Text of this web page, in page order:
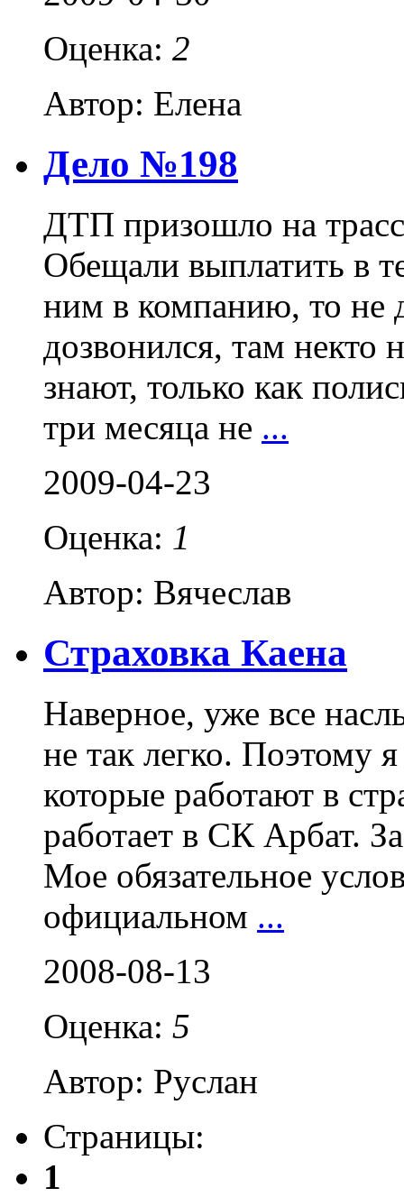
Оценка: 2
Автор: Елена
Дело №198
ДТП призошло на
Обещали выплатить в
ним в компанию, то не
дозвонился, там некто
знают, только как
три месяца не ...
2009-04-23
Оценка: 1
Автор: Вячеслав
Страховка Каена
Наверное, уже все
не так легко. Поэтому
которые работают в
работает в СК Арбат.
Мое обязательное
официальном ...
2008-08-13
Оценка: 5
Автор: Руслан
Страницы:
1